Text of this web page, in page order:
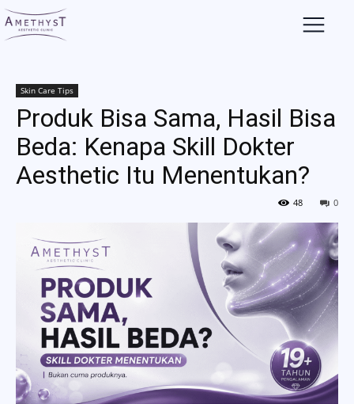
Skin Care Tips
Produk Bisa Sama, Hasil Bisa
Beda: Kenapa Skill Dokter
Aesthetic Itu Menentukan?
0
48